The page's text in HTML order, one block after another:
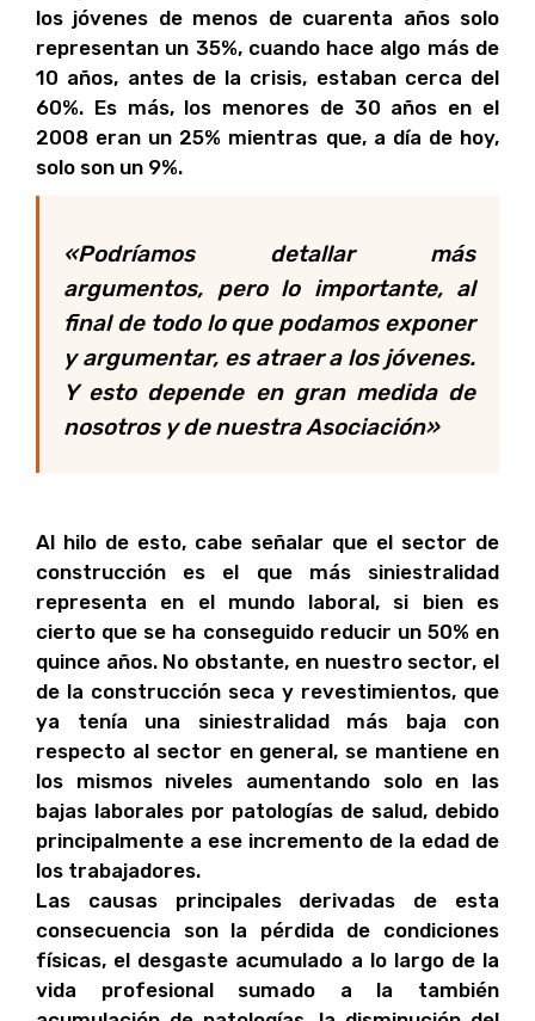
los jóvenes de menos de cuarenta años solo
representan un 35%, cuando hace algo más de
10 años, antes de la crisis, estaban cerca del
60%. Es más, los menores de 30 años en el
2008 eran un 25% mientras que, a día de hoy,
solo son un 9%.
«Podríamos detallar más
argumentos, pero lo importante, al
final de todo lo que podamos exponer
y argumentar, es atraer a los jóvenes.
Y esto depende en gran medida de
nosotros y de nuestra Asociación»
Al hilo de esto, cabe señalar que el sector de
construcción es el que más siniestralidad
representa en el mundo laboral, si bien es
cierto que se ha conseguido reducir un 50% en
quince años. No obstante, en nuestro sector, el
de la construcción seca y revestimientos, que
ya tenía una siniestralidad más baja con
respecto al sector en general, se mantiene en
los mismos niveles aumentando solo en las
bajas laborales por patologías de salud, debido
principalmente a ese incremento de la edad de
los trabajadores.
Las causas principales derivadas de esta
consecuencia son la pérdida de condiciones
físicas, el desgaste acumulado a lo largo de la
vida profesional sumado a la también